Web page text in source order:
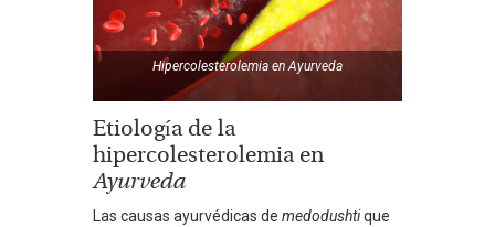
Hipercolesterolemia enAyurveda
Etiología de la
hipercolesterolemia en
Ayurveda
Las causas ayurvédicas de medodushtique